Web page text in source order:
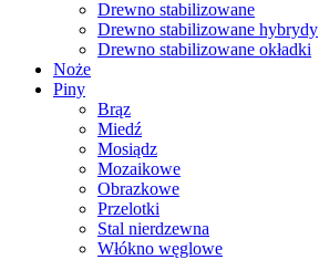
Drewno stabilizowane
Drewno stabilizowane hybrydy
Drewno stabilizowane okładki
Noże
Piny
Brąz
Miedź
Mosiądz
Mozaikowe
Obrazkowe
Przelotki
Stal nierdzewna
Włókno węglowe